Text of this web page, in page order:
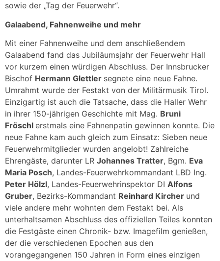
sowie der „Tag der Feuerwehr“.
Galaabend, Fahnenweihe und mehr
Mit einer Fahnenweihe und dem anschließendem
Galaabend fand das Jubiläumsjahr der Feuerwehr Hall
vor kurzem einen würdigen Abschluss. Der Innsbrucker
Bischof Hermann Glettler segnete eine neue Fahne.
Umrahmt wurde der Festakt von der Militärmusik Tirol.
Einzigartig ist auch die Tatsache, dass die Haller Wehr
in ihrer 150-jährigen Geschichte mit Mag. Bruni
Fröschl erstmals eine Fahnenpatin gewinnen konnte. Die
neue Fahne kam auch gleich zum Einsatz: Sieben neue
Feuerwehrmitglieder wurden angelobt! Zahlreiche
Ehrengäste, darunter LR Johannes Tratter, Bgm. Eva
Maria Posch, Landes-Feuerwehrkommandant LBD Ing.
Peter Hölzl, Landes-Feuerwehrinspektor DI Alfons
Gruber, Bezirks-Kommandant Reinhard Kircher und
viele andere mehr wohnten dem Festakt bei. Als
unterhaltsamen Abschluss des offiziellen Teiles konnten
die Festgäste einen Chronik- bzw. Imagefilm genießen,
der die verschiedenen Epochen aus den
vorangegangenen 150 Jahren in Form eines einzigen